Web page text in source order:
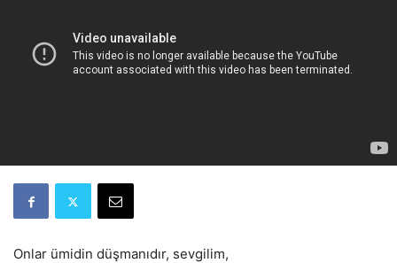
Onlar ümidin düşmanıdır, sevgilim,